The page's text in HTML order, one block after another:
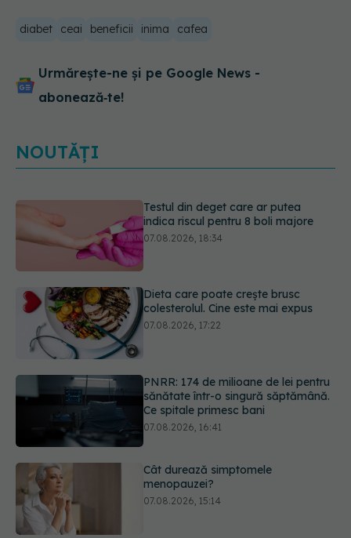
diabet ceai beneficii inima cafea
Urmărește-ne și pe Google News -
abonează‑te!
NOUTĂȚI
Dieta care poate crește brusc
colesterolul. Cine este mai expus
07.08.2026, 17:22
PNRR: 174 de milioane de lei pentru
sănătate într-o singură săptămână.
Ce spitale primesc bani
Cât durează simptomele
menopauzei?
07.08.2026, 15:14
Ți-ai mărit buzele? Cele 4 greșeli
care pot strica rezultatul după
injectarea cu acid hialuronic